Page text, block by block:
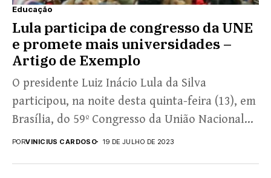
Educação
Lula participa de congresso da UNE
e promete mais universidades –
Artigo de Exemplo
O presidente Luiz Inácio Lula da Silva
participou, na noite desta quinta-feira (13), em
Brasília, do 59º Congresso da União Nacional
dos Estudantes...
PORVINICIUS CARDOSO 19 DE JULHO DE 2023